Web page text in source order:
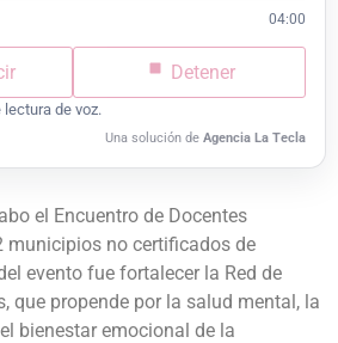
04:00
Detener
lectura de voz.
Una solución de Agencia La Tecla
el Encuentro de Docentes
municipios no certificados de
evento fue fortalecer la Red de
que propende por la salud mental, la
bienestar emocional de la